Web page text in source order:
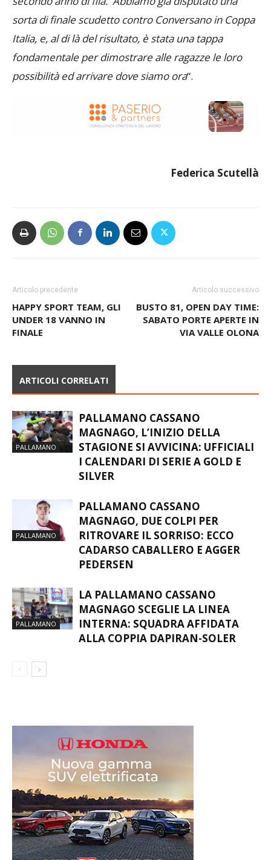
sorta di finale scudetto contro Conversano in Coppa
Italia, e, al di là del risultato, è stata una tappa
fondamentale per dimostrare alle ragazze le loro
possibilità ed arrivare dove siamo ora“.
Federica Scutellà
Articolo precedente
HAPPY SPORT TEAM, GLI
UNDER 18 VANNO IN
FINALE
Articolo successivo
BUSTO 81, OPEN DAY TIME:
SABATO PORTE APERTE IN
VIA VALLE OLONA
ARTICOLI CORRELATI
PALLAMANO
PALLAMANO CASSANO
MAGNAGO, L’INIZIO DELLA
STAGIONE SI AVVICINA: UFFICIALI
I CALENDARI DI SERIE A GOLD E
SILVER
PALLAMANO
PALLAMANO CASSANO
MAGNAGO, DUE COLPI PER
RITROVARE IL SORRISO: ECCO
CADARSO CABALLERO E AGGER
PEDERSEN
PALLAMANO
LA PALLAMANO CASSANO
MAGNAGO SCEGLIE LA LINEA
INTERNA: SQUADRA AFFIDATA
ALLA COPPIA DAPIRAN-SOLER